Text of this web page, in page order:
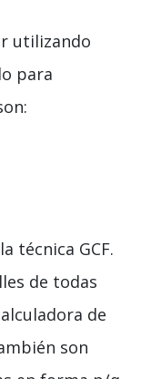
utilizando
para
técnica GCF.
de todas
de
son